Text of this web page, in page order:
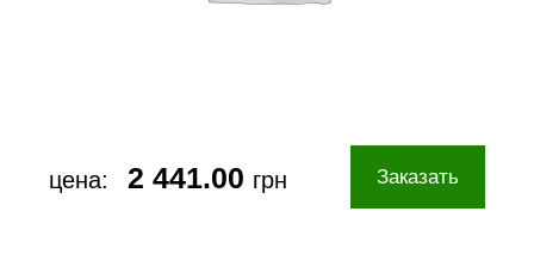
цена: 2 441.00 грн Заказать